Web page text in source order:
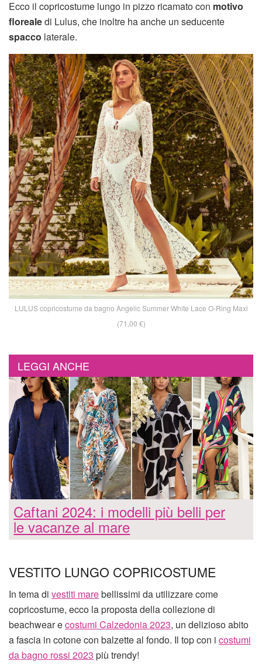
Ecco il copricostume lungo in pizzo ricamato con motivo
florealedi Lulus, che inoltre ha anche un seducente
spacco laterale.
LULUS copricostume da bagno Angelic Summer White Lace O-Ring Maxi
(71,00 €)
LEGGI ANCHE
Caftani 2024: i modelli più belli per
le vacanze al mare
VESTITO LUNGO COPRICOSTUME
In tema di vestiti marebellissimi da utilizzare come
copricostume, ecco la proposta della collezione di
beachwear ecostumi Calzedonia 2023, un delizioso abito
a fascia in cotone con balzette al fondo. Il top con i costumi
da bagno rossi 2023 più trendy!